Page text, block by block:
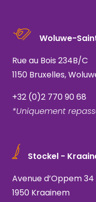
Woluwe-
Rue au Bois 234B/C
1150 Bruxelles,
+32 (0)2 770 90 68
*Uniquement
Stockel -
Avenue d’Oppem 34
1950 Kraainem